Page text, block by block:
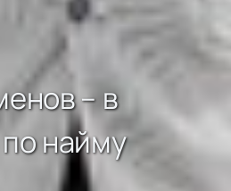
– в
найму